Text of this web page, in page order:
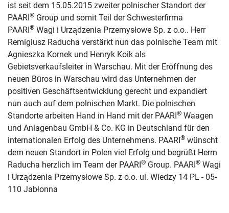
ist seit dem 15.05.2015 zweiter polnischer Standort der
PAARI ® Group und somit Teil der Schwesterfirma
PAARI ® Wagi i Urządzenia Przemysłowe Sp. z o.o.. Herr
Remigiusz Raducha verstärkt nun das polnische Team mit
Agnieszka Kornek und Henryk Koik als
Gebietsverkaufsleiter in Warschau. Mit der Eröffnung des
neuen Büros in Warschau wird das Unternehmen der
positiven Geschäftsentwicklung gerecht und expandiert
nun auch auf dem polnischen Markt. Die polnischen
Standorte arbeiten Hand in Hand mit der PAARI ® Waagen
und Anlagenbau GmbH & Co. KG in Deutschland für den
internationalen Erfolg des Unternehmens. PAARI ® wünscht
dem neuen Standort in Polen viel Erfolg und begrüßt Herrn
Raducha herzlich im Team der PAARI ® Group. PAARI ® Wagi
i Urządzenia Przemysłowe Sp. z o.o. ul. Wiedzy 14 PL - 05-
110 Jabłonna